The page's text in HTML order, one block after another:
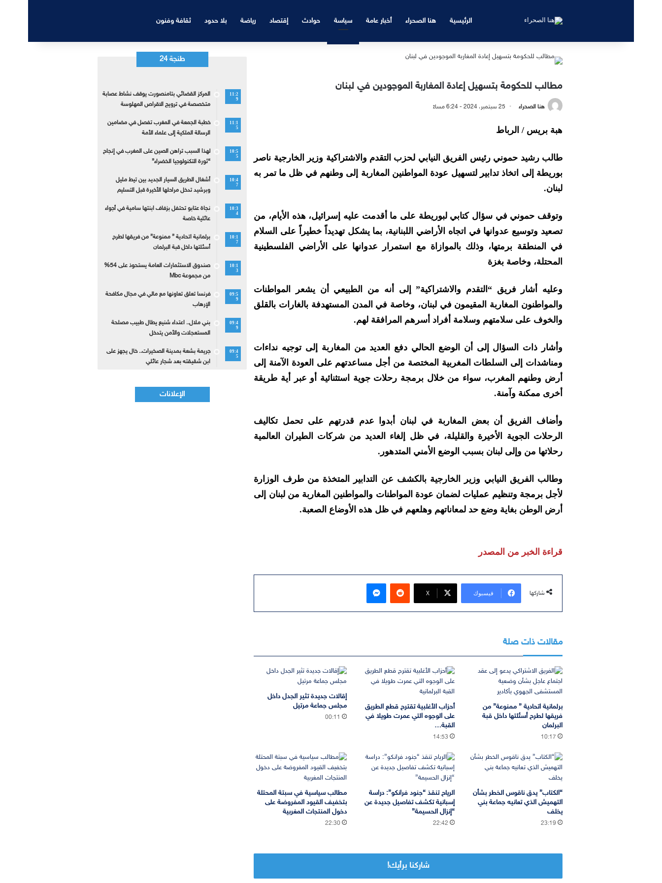
الرئيسية هنا الصحراء أخبار عامة سياسة حوادث إقتصاد رياضة بلا حدود ثقافة وفنون
مطالب للحكومة بتسهيل إعادة المغاربة الموجودين في لبنان
هنا الصحراء 25 سبتمبر، 2024 - 6:24 مساءً
هبة بريس / الرباط
طالب رشيد حموني رئيس الفريق النيابي لحزب التقدم والاشتراكية وزير الخارجية ناصر
بوريطة إلى اتخاذ تدابير لتسهيل عودة المواطنين المغاربة إلى وطنهم في ظل ما تمر به
لبنان.
وتوقف حموني في سؤال كتابي لبوريطة على ما أقدمت عليه إسرائيل، هذه الأيام، من
تصعيد وتوسيع عدوانها في اتجاه الأراضي اللبنانية، بما يشكل تهديداً خطيراً على السلام
في المنطقة برمتها، وذلك بالموازاة مع استمرار عدوانها على الأراضي الفلسطينية
المحتلة، وخاصة بغزة
وعليه أشار فريق “التقدم والاشتراكية” إلى أنه من الطبيعي أن يشعر المواطنات
والمواطنون المغاربة المقيمون في لبنان، وخاصة في المدن المستهدفة بالغارات بالقلق
والخوف على سلامتهم وسلامة أفراد أسرهم المرافقة لهم.
وأشار ذات السؤال إلى أن الوضع الحالي دفع العديد من المغاربة إلى توجيه نداءات
ومناشدات إلى السلطات المغربية المختصة من أجل مساعدتهم على العودة الآمنة إلى
أرض وطنهم المغرب، سواء من خلال برمجة رحلات جوية استثنائية أو عبر أية طريقة
أخرى ممكنة وآمنة.
وأضاف الفريق أن بعض المغاربة في لبنان أبدوا عدم قدرتهم على تحمل تكاليف
الرحلات الجوية الأخيرة والقليلة، في ظل إلغاء العديد من شركات الطيران العالمية
رحلاتها من وإلى لبنان بسبب الوضع الأمني المتدهور.
وطالب الفريق النيابي وزير الخارجية بالكشف عن التدابير المتخذة من طرف الوزارة
لأجل برمجة وتنظيم عمليات لضمان عودة المواطنات والمواطنين المغاربة من لبنان إلى
أرض الوطن بغاية وضع حد لمعاناتهم وهلعهم في ظل هذه الأوضاع الصعبة.
قراءة الخبر من المصدر
شاركها فيسبوك ‫X
ماسنجر
مقالات ذات صلة
برلمانية اتحادية ” ممنوعة” من
فريقها لطرح أسئلتها داخل قبة
البرلمان
10:17
أحزاب الأغلبية تقترح قطع الطريق
على الوجوه التي عمرت طويلا في
القبة…
14:53
إقالات جديدة تثير الجدل داخل
مجلس جماعة مرتيل
00:11
“الكتاب” يدق ناقوس الخطر بشأن
التهميش الذي تعانيه جماعة بني
يخلف
23:19
الرياح تنقذ “جنود فرانكو”: دراسة
إسبانية تكشف تفاصيل جديدة عن
“إنزال الحسيمة”
22:42
مطالب سياسية في سبتة المحتلة
بتخفيف القيود المفروضة على
دخول المنتجات المغربية
22:30
شاركنا برأيك!
طنجة 24
11:2
9
المركز القضائي بتامنصورت يوقف نشاط عصابة
متخصصة في ترويج الاقراص المهلوسة
11:1
5
خطبة الجمعة في المغرب تفصل في مضامين
الرسالة الملكية إلى علماء الأمة
10:5
5
لهذا السبب تراهن الصين على المغرب في إنجاح
“ثورة التكنولوجيا الخضراء”
10:4
7
أشغال الطريق السيار الجديد بين تيط مليل
وبرشيد تدخل مراحلها الأخيرة قبل التسليم
10:3
4
نجاة عتابو تحتفل بزفاف ابنتها سامية في أجواء
عائلية خاصة
10:1
7
برلمانية اتحادية ” ممنوعة” من فريقها لطرح
أسئلتها داخل قبة البرلمان
10:1
3
صندوق الاستثمارات العامة يستحوذ على 54%
من مجموعة Mbc
09:5
9
فرنسا تعلق تعاونها مع مالي في مجال مكافحة
الإرهاب
09:4
9
بني ملال.. اعتداء شنيع يطال طبيب مصلحة
المستعجلات والأمن يتدخل
09:4
5
جريمة بشعة بمدينة الصخيرات.. خال يجهز على
ابن شقيقته بعد شجار عائلي
الإعلانات